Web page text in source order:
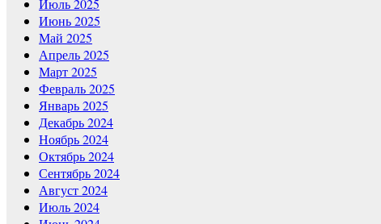
Июль 2025
Июнь 2025
Май 2025
Апрель 2025
Март 2025
Февраль 2025
Январь 2025
Декабрь 2024
Ноябрь 2024
Октябрь 2024
Сентябрь 2024
Август 2024
Июль 2024